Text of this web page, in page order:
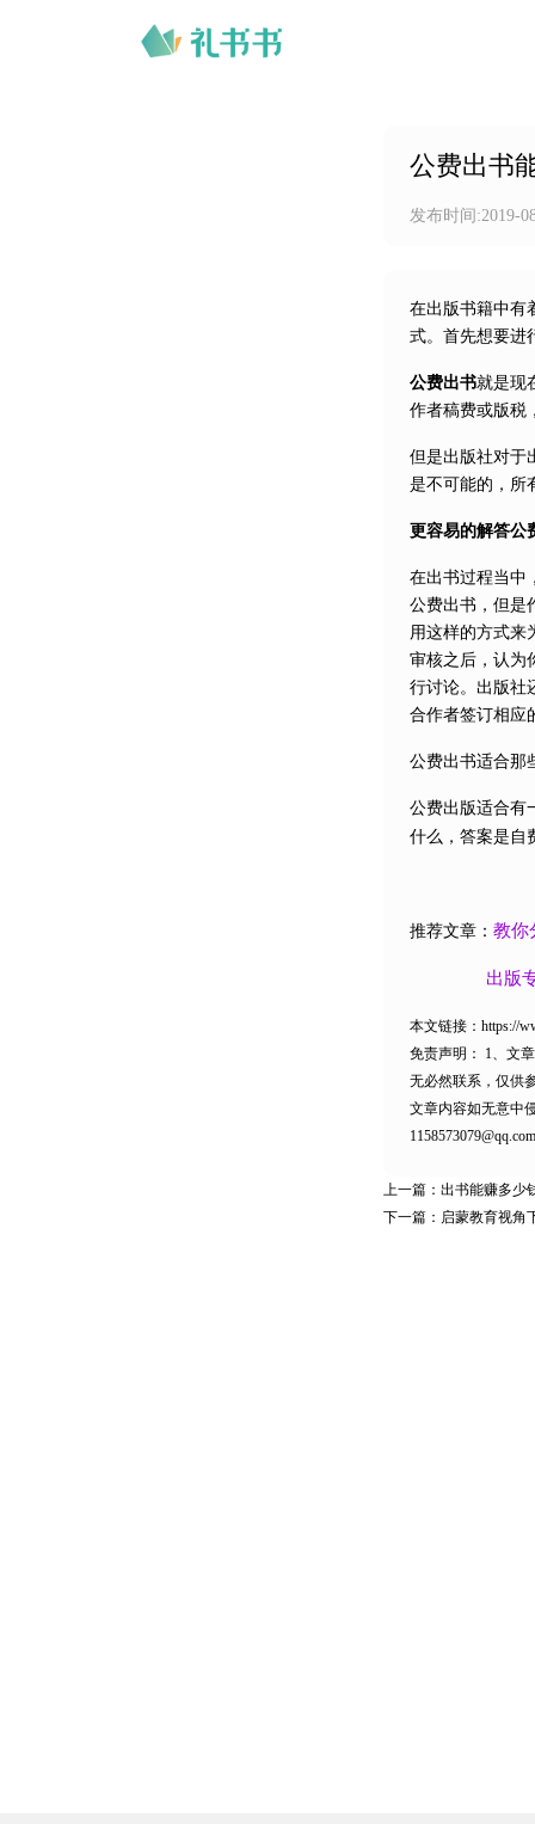
公费出书
发布时间:2019-
在出版书籍中有
式。首先想要进
公费出书就是现
作者稿费或版税
但是出版社对于
是不可能的，所
更容易的解答公
在出书过程当中
公费出书，但是
用这样的方式来
审核之后，认为
行讨论。出版社
合作者签订相应
公费出书适合那
公费出版适合有
什么，答案是自
推荐文章： 教你
出版
本文链接： https://
免责声明： 1、文
无必然联系，仅供
文章内容如无意中
上一篇： 出书能赚多少
下一篇： 启蒙教育视角